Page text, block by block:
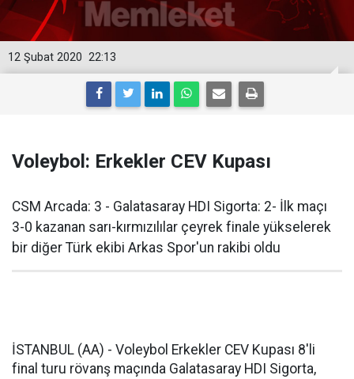
22:13
12 Şubat 2020
Voleybol: Erkekler CEV Kupası
CSM Arcada: 3 - Galatasaray HDI Sigorta: 2- İlk maçı
3-0 kazanan sarı-kırmızılılar çeyrek finale yükselerek
bir diğer Türk ekibi Arkas Spor'un rakibi oldu
İSTANBUL (AA) - Voleybol Erkekler CEV Kupası 8'li
final turu rövanş maçında Galatasaray HDI Sigorta,